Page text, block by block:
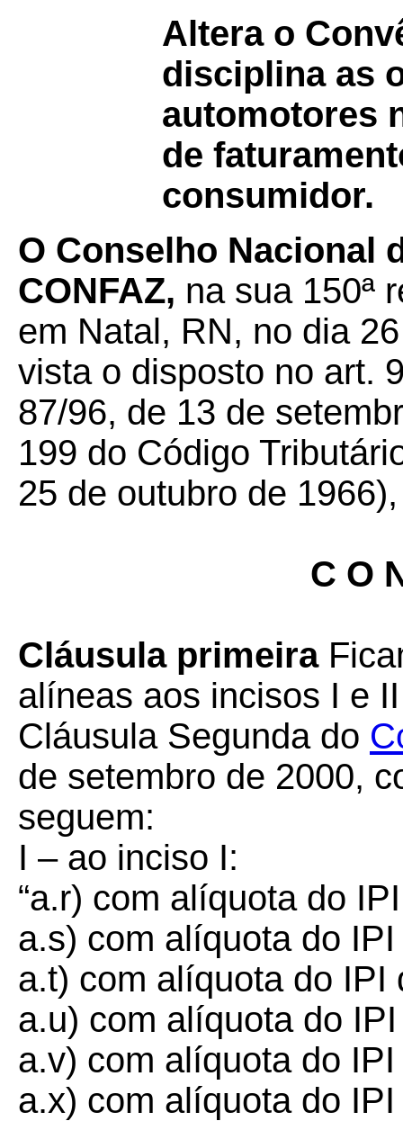
Altera o
disciplina as
automotores
de
consumidor.
O Conselho Nacional
CONFAZ, na sua 150ª
em Natal, RN, no dia
vista o disposto no art.
87/96, de 13 de
199 do Código
25 de outubro de
C O
Cláusula primeira
alíneas aos incisos I e
Cláusula Segunda do
de setembro de 2000,
seguem:
I – ao inciso I:
“a.r) com alíquota do
a.s) com alíquota do
a.t) com alíquota do IPI
a.u) com alíquota do
a.v) com alíquota do
a.x) com alíquota do